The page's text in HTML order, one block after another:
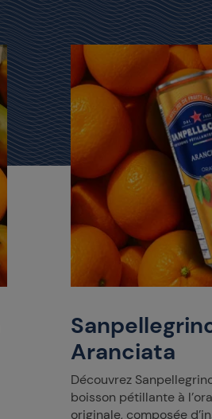
Aranciata
Découvrez
boisson pétillante à
originale, composée